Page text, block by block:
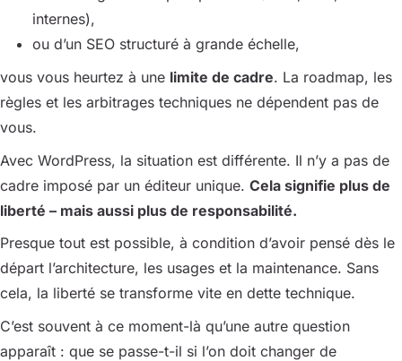
internes),
ou d’un SEO structuré à grande échelle,
vous vous heurtez à une limite de cadre. La roadmap, les
règles et les arbitrages techniques ne dépendent pas de
vous.
Avec WordPress, la situation est différente. Il n’y a pas de
cadre imposé par un éditeur unique. Cela signifie plus de
liberté – mais aussi plus de responsabilité.
Presque tout est possible, à condition d’avoir pensé dès le
départ l’architecture, les usages et la maintenance. Sans
cela, la liberté se transforme vite en dette technique.
C’est souvent à ce moment-là qu’une autre question
apparaît : que se passe-t-il si l’on doit changer de